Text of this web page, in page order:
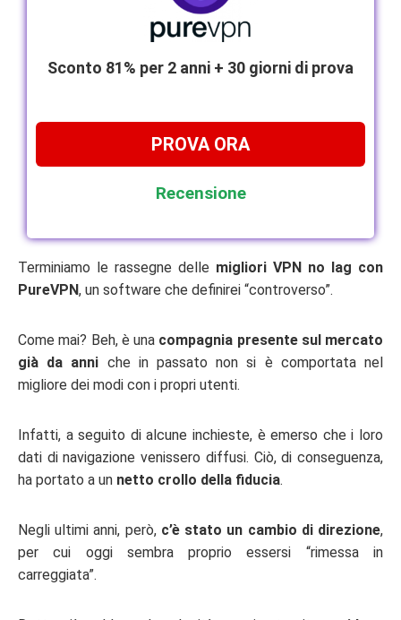
Sconto 81% per 2 anni + 30 giorni di prova
PROVA ORA
Recensione
Terminiamo le rassegne delle migliori VPN no lag con
PureVPN, un software che definirei “controverso”.
Come mai? Beh, è una compagnia presente sul mercato
già da anni che in passato non si è comportata nel
migliore dei modi con i propri utenti.
Infatti, a seguito di alcune inchieste, è emerso che i loro
dati di navigazione venissero diffusi. Ciò, di conseguenza,
ha portato a un netto crollo della fiducia.
Negli ultimi anni, però, c’è stato un cambio di direzione,
per cui oggi sembra proprio essersi “rimessa in
carreggiata”.